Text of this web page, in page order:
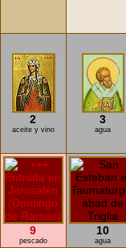
2
aceite y vino
3
agua
9
pescado
10
agua